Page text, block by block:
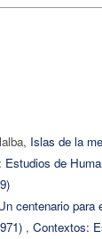
Islas de la
Estudios de
centenario para
, Contextos: